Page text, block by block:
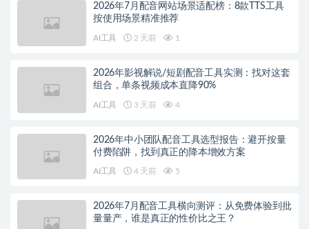
2026年7月配音网站场景适配榜：8款TTS工具
按使用场景精准推荐
AI工具 2 天前 1
2026年影视解说/短剧配音工具实测：找对这套
组合，单条视频成本直降90%
AI工具 3 天前 4
2026年中小团队配音工具选型报告：避开按量
付费陷阱，找到真正的降本增效方案
AI工具 4 天前 5
2026年7月配音工具横向测评：从免费体验到批
量量产，谁是真正的性价比之王？